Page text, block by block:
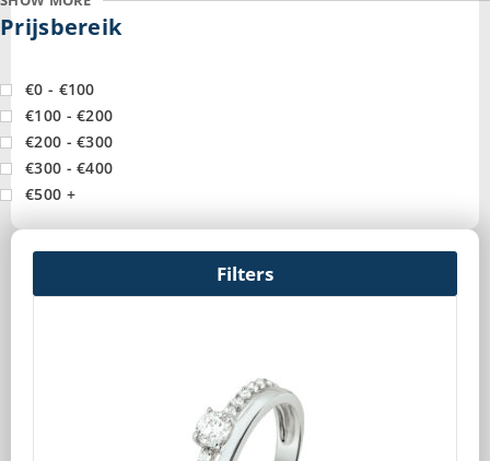
Prijsbereik
€0 - €100
€100 - €200
€200 - €300
€300 - €400
€500 +
Filters